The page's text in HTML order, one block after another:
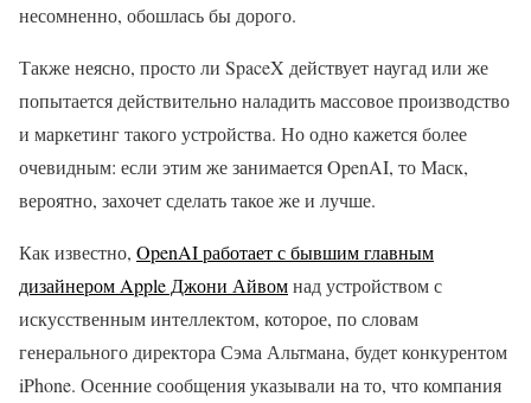
несомненно, обошлась бы дорого.
Также неясно, просто ли SpaceX действует наугад или же
попытается действительно наладить массовое производство
и маркетинг такого устройства. Но одно кажется более
очевидным: если этим же занимается OpenAI, то Маск,
вероятно, захочет сделать такое же и лучше.
Как известно, OpenAI работает с бывшим главным
дизайнером Apple Джони Айвомнад устройством с
искусственным интеллектом, которое, по словам
генерального директора Сэма Альтмана, будет конкурентом
iPhone. Осенние сообщения указывали на то, что компания